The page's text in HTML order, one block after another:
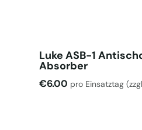
Luke ASB-1
Absorber
€6.00 pro Einsatztag